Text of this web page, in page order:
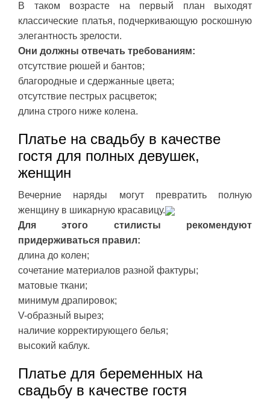
В таком возрасте на первый план выходят
классические платья, подчеркивающую роскошную
элегантность зрелости.
Они должны отвечать требованиям:
отсутствие рюшей и бантов;
благородные и сдержанные цвета;
отсутствие пестрых расцветок;
длина строго ниже колена.
Платье на свадьбу в качестве
гостя для полных девушек,
женщин
Вечерние наряды могут превратить полную
женщину в шикарную красавицу.
Для этого стилисты рекомендуют
придерживаться правил:
длина до колен;
сочетание материалов разной фактуры;
матовые ткани;
минимум драпировок;
V-образный вырез;
наличие корректирующего белья;
высокий каблук.
Платье для беременных на
свадьбу в качестве гостя